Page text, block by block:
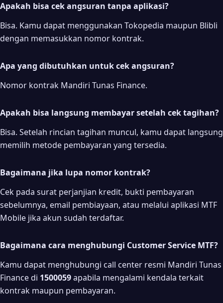
Apakah bisa cek angsuran tanpa aplikasi?
Bisa. Kamu dapat menggunakan Tokopedia maupun Blibli
dengan memasukkan nomor kontrak.
Apa yang dibutuhkan untuk cek angsuran?
Nomor kontrak Mandiri Tunas Finance.
Apakah bisa langsung membayar setelah cek tagihan?
Bisa. Setelah rincian tagihan muncul, kamu dapat langsung
memilih metode pembayaran yang tersedia.
Bagaimana jika lupa nomor kontrak?
Cek pada surat perjanjian kredit, bukti pembayaran
sebelumnya, email pembiayaan, atau melalui aplikasi MTF
Mobile jika akun sudah terdaftar.
Bagaimana cara menghubungi Customer Service MTF?
Kamu dapat menghubungi call center resmi Mandiri Tunas
Finance di 1500059apabila mengalami kendala terkait
kontrak maupun pembayaran.